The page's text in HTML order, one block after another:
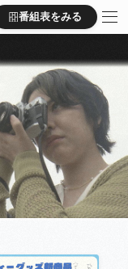
番組表をみる
番組表をみる